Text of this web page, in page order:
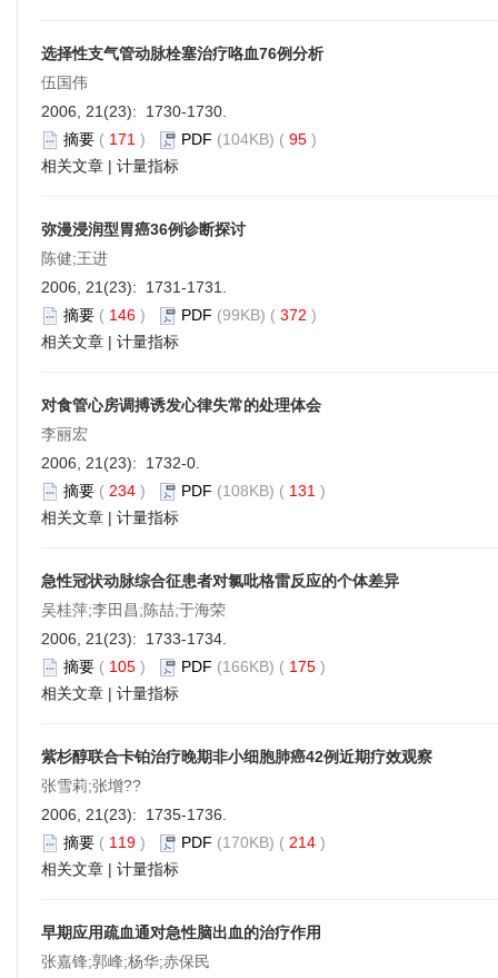
选择性支气管动脉栓塞治疗咯血76例分析
伍国伟
2006, 21(23): 1730-1730.
摘要 ( 171 ) PDF (104KB) ( 95 )
相关文章 | 计量指标
弥漫浸润型胃癌36例诊断探讨
陈健;王进
2006, 21(23): 1731-1731.
摘要 ( 146 ) PDF (99KB) ( 372 )
相关文章 | 计量指标
对食管心房调搏诱发心律失常的处理体会
李丽宏
2006, 21(23): 1732-0.
摘要 ( 234 ) PDF (108KB) ( 131 )
相关文章 | 计量指标
急性冠状动脉综合征患者对氯吡格雷反应的个体差异
吴桂萍;李田昌;陈喆;于海荣
2006, 21(23): 1733-1734.
摘要 ( 105 ) PDF (166KB) ( 175 )
相关文章 | 计量指标
紫杉醇联合卡铂治疗晚期非小细胞肺癌42例近期疗效观察
张雪莉;张增??
2006, 21(23): 1735-1736.
摘要 ( 119 ) PDF (170KB) ( 214 )
相关文章 | 计量指标
早期应用疏血通对急性脑出血的治疗作用
张嘉锋;郭峰;杨华;赤保民